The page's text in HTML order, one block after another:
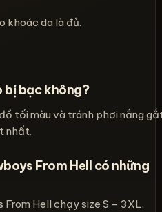
khoác da là đủ.
bị bạc không?
tối màu và tránh phơi nắng
nhất.
From Hell có những
Hell chạy size S – 3XL.